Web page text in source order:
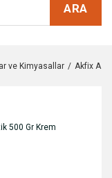
ARA
ve Kimyasallar Akfix